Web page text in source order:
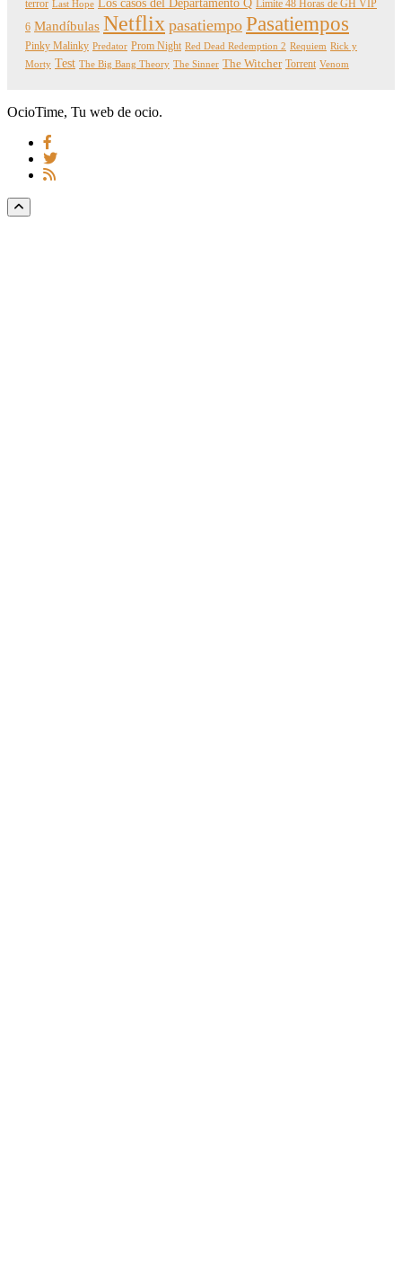
terror Last Hope Los casos del Departamento Q Límite 48 Horas de GH VIP
6 Mandíbulas Netflix pasatiempo Pasatiempos
Pinky Malinky Predator Prom Night Red Dead Redemption 2 Requiem Rick y
Morty Test The Big Bang Theory The Sinner The Witcher Torrent Venom
OcioTime, Tu web de ocio.